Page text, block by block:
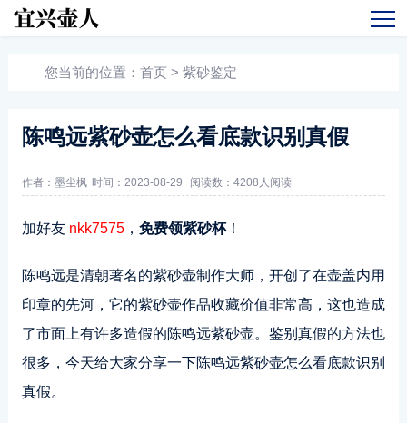
您当前的位置： 首页 > 紫砂鉴定
陈鸣远紫砂壶怎么看底款识别真假
作者：墨尘枫 时间：2023-08-29 阅读数： 4208人阅读
加好友 nkk7575， 免费领紫砂杯！
陈鸣远是清朝著名的紫砂壶制作大师，开创了在壶盖内用
印章的先河，它的紫砂壶作品收藏价值非常高，这也造成
了市面上有许多造假的陈鸣远紫砂壶。鉴别真假的方法也
很多，今天给大家分享一下陈鸣远紫砂壶怎么看底款识别
真假。